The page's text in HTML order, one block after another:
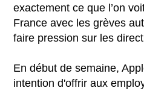
exactement ce que l’on
France avec les grèves
faire pression sur les
En début de semaine,
intention d'offrir aux